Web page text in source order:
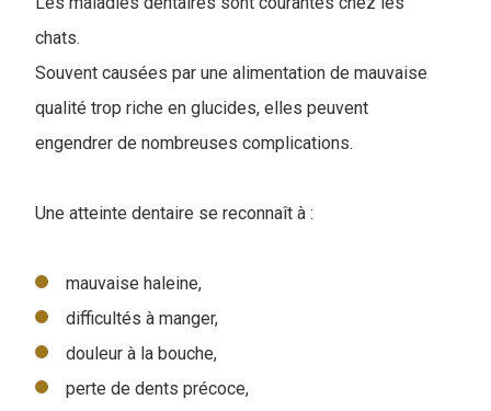
chats.
Souvent causées par une alimentation de mauvaise
qualité trop riche en glucides, elles peuvent
engendrer de nombreuses complications.
Une atteinte dentaire se reconnaît à :
mauvaise haleine,
difficultés à manger,
douleur à la bouche,
perte de dents précoce,